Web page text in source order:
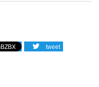
tweet